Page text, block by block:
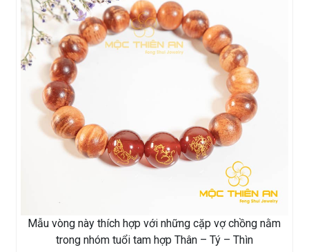
Mẫu vòng này thích hợp với những cặp vợ chồng nằm
trong nhóm tuổi tam hợp Thân – Tý – Thìn